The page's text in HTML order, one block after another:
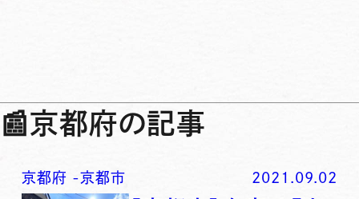
📰京都府の記事
京都府 -京都市 2021.09.02